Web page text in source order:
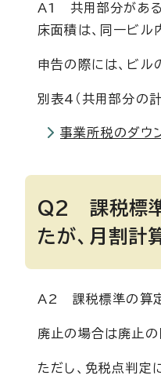
A1 共用部分がある
床面積は、同一ビル
申告の際には、ビル
別表4（共用部分の
事業所税のダウ
Q2 課税標準
たが、月割計
A2 課税標準の算定
廃止の場合は廃止の
ただし、免税点判定